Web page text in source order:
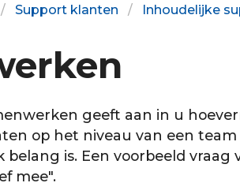
Support klanten Inhoudelijke
geeft aan in u
op het niveau van een team
belang is. Een voorbeeld vraag
mee".